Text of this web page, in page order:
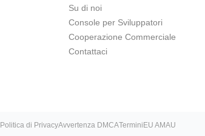
Su di noi
Console per Sviluppatori
Cooperazione Commerciale
Contattaci
Politica di PrivacyAvvertenza DMCATerminiEU AMAU